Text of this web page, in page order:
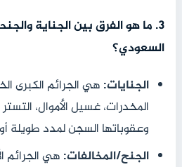
3. ما هو الفرق بين الجناية
السعودي؟
الجنايات: هي الجرائم الكبرى
المخدرات، غسيل الأموال،
وعقوباتها السجن لمدد طويلة
الجنح/المخالفات: هي الجرائم